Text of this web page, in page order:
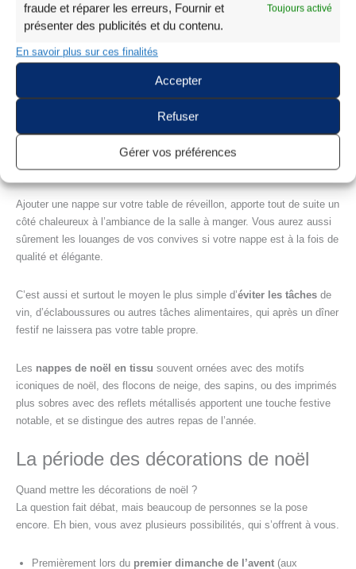
fraude et réparer les erreurs, Fournir et
présenter des publicités et du contenu.
Toujours activé
En savoir plus sur ces finalités
Accepter
Refuser
Gérer vos préférences
quantités : polyester imprimées, damassées, et en taffetas froissés
pour les personnes plus exigeantes sur la qualité et le rendu de leur
nappe.
Plusieurs dimensions (rectangulaires, rondes, carrés et ovales) et
couleurs représentatives de noël y sont présentes : rouge, or, argenté,
Pourquoi mettre une nappe à Noël sur
votre table de fêtes ?
Ajouter une nappe sur votre table de réveillon, apporte tout de suite un
côté chaleureux à l’ambiance de la salle à manger. Vous aurez aussi
sûrement les louanges de vos convives si votre nappe est à la fois de
qualité et élégante.
C’est aussi et surtout le moyen le plus simple d’éviter les tâches de
vin, d’éclaboussures ou autres tâches alimentaires, qui après un dîner
festif ne laissera pas votre table propre.
Les nappes de noël en tissu souvent ornées avec des motifs
iconiques de noël, des flocons de neige, des sapins, ou des imprimés
plus sobres avec des reflets métallisés apportent une touche festive
notable, et se distingue des autres repas de l’année.
La période des décorations de noël
Quand mettre les décorations de noël ?
La question fait débat, mais beaucoup de personnes se la pose
encore. Eh bien, vous avez plusieurs possibilités, qui s’offrent à vous.
Premièrement lors du premier dimanche de l’avent (aux